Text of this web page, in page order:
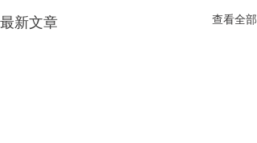
最新文章 查看全部